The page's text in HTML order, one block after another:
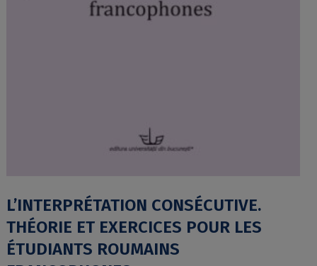
L’INTERPRÉTATION CONSÉCUTIVE.
THÉORIE ET EXERCICES POUR LES
ÉTUDIANTS ROUMAINS